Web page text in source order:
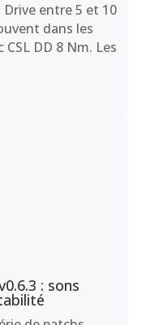
Drive entre 5 et 10
dans les
DD 8 Nm. Les
: sons